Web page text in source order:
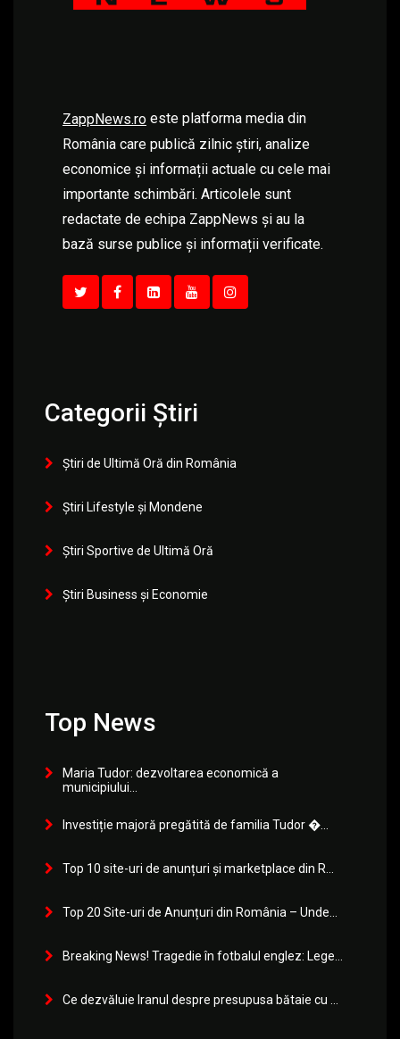
ZappNews.ro este platforma media din
România care publică zilnic știri, analize
economice și informații actuale cu cele mai
importante schimbări. Articolele sunt
redactate de echipa ZappNews și au la
bază surse publice și informații verificate.
Categorii Știri
Știri de Ultimă Oră din România
Știri Lifestyle și Mondene
Știri Sportive de Ultimă Oră
Știri Business și Economie
Top News
Maria Tudor: dezvoltarea economică a
municipiului...
Investiție majoră pregătită de familia Tudor �...
Top 10 site-uri de anunțuri și marketplace din R...
Top 20 Site-uri de Anunțuri din România – Unde...
Breaking News! Tragedie în fotbalul englez: Lege...
Ce dezvăluie Iranul despre presupusa bătaie cu ...